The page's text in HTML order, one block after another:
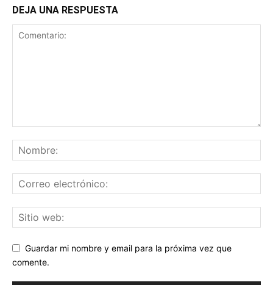
DEJA UNA RESPUESTA
Guardar mi nombre y email para la próxima vez que
comente.